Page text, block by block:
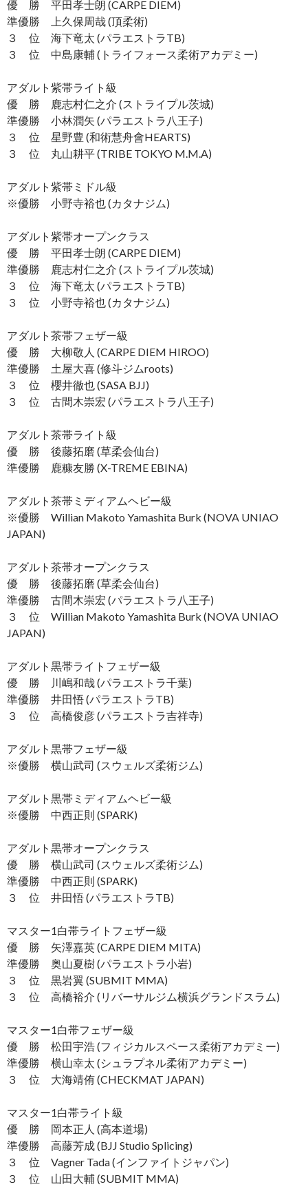
優 勝 平田孝士朗 (CARPE DIEM)
準優勝 上久保周哉 (頂柔術)
３ 位 海下竜太 (パラエストラTB)
３ 位 中島康輔 (トライフォース柔術アカデミー)
アダルト紫帯ライト級
優 勝 鹿志村仁之介 (ストライプル茨城)
準優勝 小林潤矢 (パラエストラ八王子)
３ 位 星野豊 (和術慧舟會HEARTS)
３ 位 丸山耕平 (TRIBE TOKYO M.M.A)
アダルト紫帯ミドル級
※優勝 小野寺裕也 (カタナジム)
アダルト紫帯オープンクラス
優 勝 平田孝士朗 (CARPE DIEM)
準優勝 鹿志村仁之介 (ストライプル茨城)
３ 位 海下竜太 (パラエストラTB)
３ 位 小野寺裕也 (カタナジム)
アダルト茶帯フェザー級
優 勝 大柳敬人 (CARPE DIEM HIROO)
準優勝 土屋大喜 (修斗ジムroots)
３ 位 櫻井徹也 (SASA BJJ)
３ 位 古間木崇宏 (パラエストラ八王子)
アダルト茶帯ライト級
優 勝 後藤拓磨 (草柔会仙台)
準優勝 鹿糠友勝 (X-TREME EBINA)
アダルト茶帯ミディアムヘビー級
※優勝 Willian Makoto Yamashita Burk (NOVA UNIAO
JAPAN)
アダルト茶帯オープンクラス
優 勝 後藤拓磨 (草柔会仙台)
準優勝 古間木崇宏 (パラエストラ八王子)
３ 位 Willian Makoto Yamashita Burk (NOVA UNIAO
JAPAN)
アダルト黒帯ライトフェザー級
優 勝 川嶋和哉 (パラエストラ千葉)
準優勝 井田悟 (パラエストラTB)
３ 位 高橋俊彦 (パラエストラ吉祥寺)
アダルト黒帯フェザー級
※優勝 横山武司 (スウェルズ柔術ジム)
アダルト黒帯ミディアムヘビー級
※優勝 中西正則 (SPARK)
アダルト黒帯オープンクラス
優 勝 横山武司 (スウェルズ柔術ジム)
準優勝 中西正則 (SPARK)
３ 位 井田悟 (パラエストラTB)
マスター1白帯ライトフェザー級
優 勝 矢澤嘉英 (CARPE DIEM MITA)
準優勝 奥山夏樹 (パラエストラ小岩)
３ 位 黒岩翼 (SUBMIT MMA)
３ 位 高橋裕介 (リバーサルジム横浜グランドスラム)
マスター1白帯フェザー級
優 勝 松田宇浩 (フィジカルスペース柔術アカデミー)
準優勝 横山幸太 (シュラプネル柔術アカデミー)
３ 位 大海靖侑 (CHECKMAT JAPAN)
マスター1白帯ライト級
優 勝 岡本正人 (高本道場)
準優勝 高藤芳成 (BJJ Studio Splicing)
３ 位 Vagner Tada (インファイトジャパン)
３ 位 山田大輔 (SUBMIT MMA)